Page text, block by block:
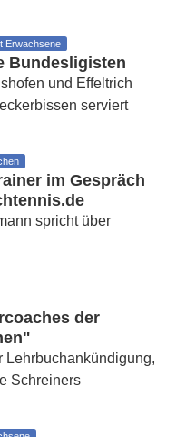
Erwachsene
Bundesligisten
und Effeltrich
serviert
im Gespräch
spricht über
der
Lehrbuchankündigung,
Schreiners